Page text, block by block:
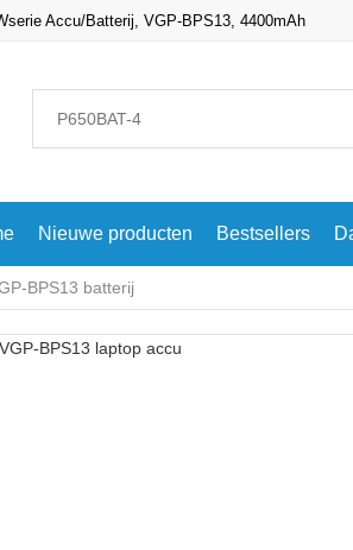
Accu/Batterij, VGP-BPS13, 4400mAh
Nieuwe producten Bestsellers
BPS13 batterij